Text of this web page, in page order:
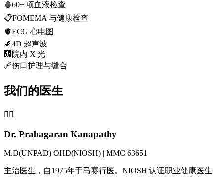
🩸60+ 项血液检查
📋FOMEMA 与健康检查
🫀ECG 心电图
🔬 4D 超声波
🩻 院内 X 光
🩹伤口护理与缝合
我们的医生
👨‍⚕️
Dr. Prabagaran Kanapathy
M.D(UNPAD) OHD(NIOSH) | MMC 63651
主治医生，自1975年于马赛行医。NIOSH 认证职业健康医生